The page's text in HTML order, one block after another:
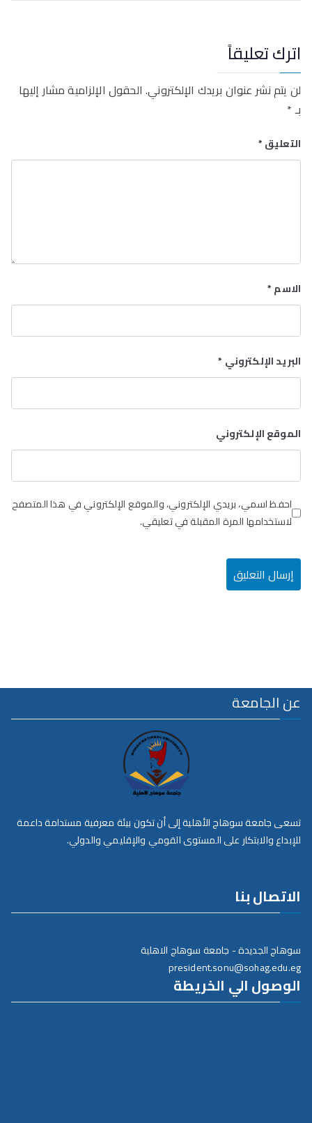
اترك تعليقاً
لن يتم نشر عنوان بريدك الإلكتروني. الحقول الإلزامية مشار إليها
بـ*
التعليق*
الاسم*
البريد الإلكتروني *
الموقع الإلكتروني
احفظ اسمي، بريدي الإلكتروني، والموقع الإلكتروني في هذا المتصفح
لاستخدامها المرة المقبلة في تعليقي.
عن الجامعة
تسعى جامعة سوهاج الأهلية إلى أن تكون بيئة معرفية مستدامة داعمة
للإبداع والابتكار على المستوى القومي والإقليمي والدولي.
الاتصال بنا
سوهاج الجديدة - جامعة سوهاج الاهلية
president.sonu@sohag.edu.eg
الوصول الي الخريطة